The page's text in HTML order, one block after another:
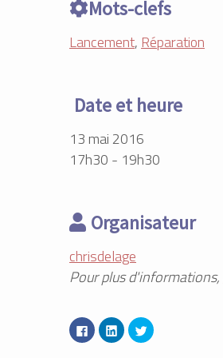
Mots-clefs
Lancement, Réparation
Date et heure
13 mai 2016
17h30 - 19h30
Organisateur
chrisdelage
Pour plus d'informations,
C
l
C
l
C
l